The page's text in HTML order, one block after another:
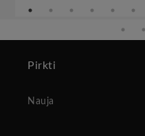
Pirkti
Nauja